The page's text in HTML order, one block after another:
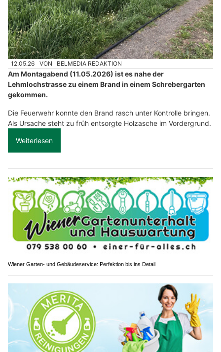
12.05.26 VON BELMEDIA REDAKTION
Am Montagabend (11.05.2026) ist es nahe der
Lehmlochstrasse zu einem Brand in einem Schrebergarten
gekommen.
Die Feuerwehr konnte den Brand rasch unter Kontrolle bringen.
Als Ursache steht zu früh entsorgte Holzasche im Vordergrund.
Weiterlesen
Wiener Garten- und Gebäudeservice: Perfektion bis ins Detail